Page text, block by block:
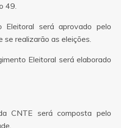
49.
será aprovado pelo
se realizarão as eleições.
Eleitoral será elaborado
CNTE será composta pelo